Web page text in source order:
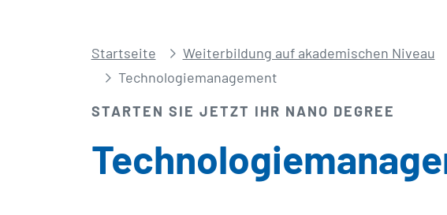
Startseite Weiterbildung auf akademischen Niveau
Technologie­management
STARTEN SIE JETZT IHR NANO DEGREE